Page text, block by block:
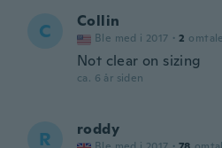
C Collin
Ble med i 2017 · 2
Not clear on sizing
ca. 6 år siden
R roddy